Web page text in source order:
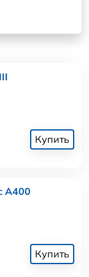
Купить
А400
Купить